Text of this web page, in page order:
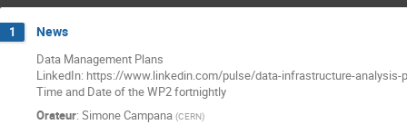
1 News
Data Management Plans
LinkedIn: https://www.linkedin.com/pulse/data-infrastructure-
Time and Date of the WP2 fortnightly
Orateur: Simone Campana (CERN)